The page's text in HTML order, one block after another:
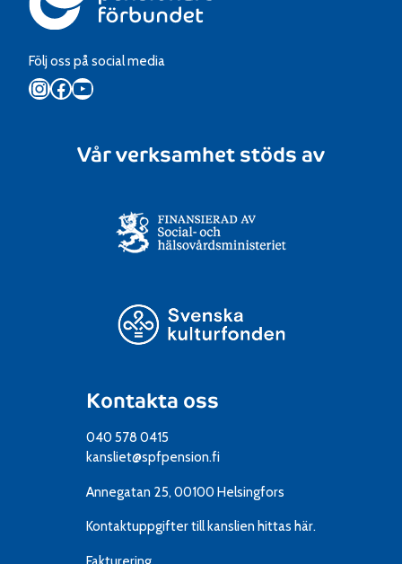
frågesportsfinalen
Följ oss på social media
Instagram
Facebook
YouTube
Kontakta oss
040 578 0415
kansliet@spfpension.fi
Annegatan 25, 00100 Helsingfors
Kontaktuppgifter till kanslien hittas här.
Vår verksamhet stöds av